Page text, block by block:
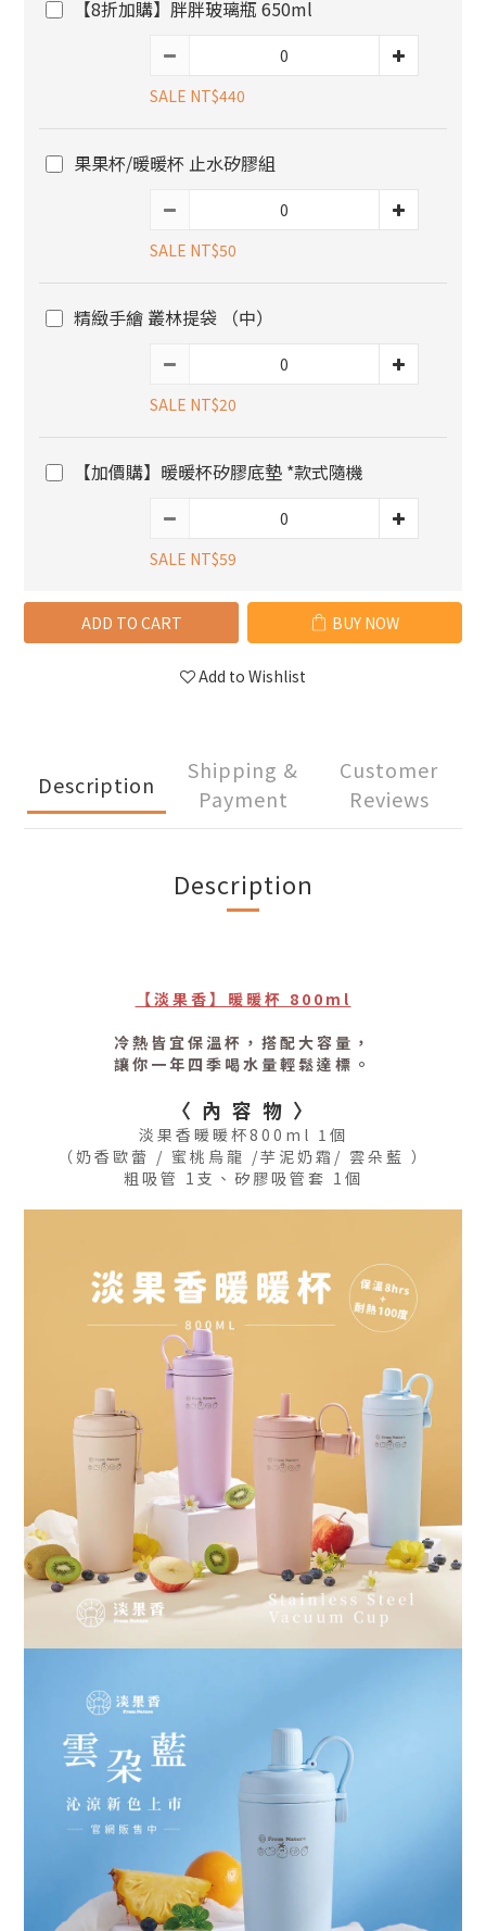
【8折加購】胖胖玻璃瓶 650ml
SALE NT$440
果果杯/暖暖杯 止水矽膠組
SALE NT$50
精緻手繪 叢林提袋 （中）
SALE NT$20
【加價購】暖暖杯矽膠底墊 *款式隨機
SALE NT$59
ADD TO CART BUY NOW
Add to Wishlist
Description
Shipping &
Payment
Customer
Reviews
Description
【淡果香】暖暖杯 800ml
冷熱皆宜保溫杯，搭配大容量，
讓你一年四季喝水量輕鬆達標。
〈 內 容 物 〉
淡果香暖暖杯800ml 1個
（奶香歐蕾 / 蜜桃烏龍 /芋泥奶霜 / 雲朵藍 ）
粗吸管 1支、矽膠吸管套 1個